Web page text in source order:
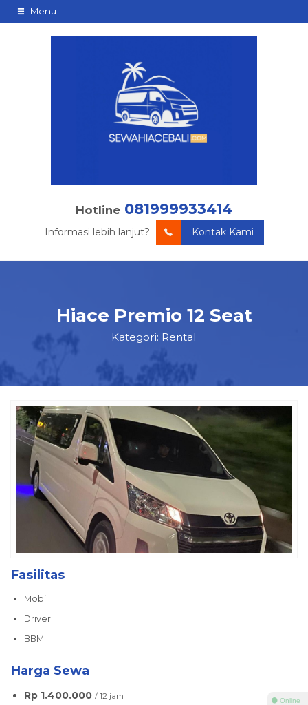
Menu
Hotline 081999933414
Informasi lebih lanjut? Kontak Kami
Hiace Premio 12 Seat
Kategori: Rental
Fasilitas
Mobil
Driver
BBM
Harga Sewa
Rp 1.400.000 / 12 jam ⚫ Online